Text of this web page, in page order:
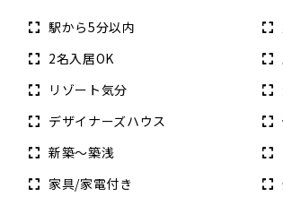
駅から5分以内
2名入居OK
リゾート気分
デザイナーズハウス
新築～築浅
家具/家電付き